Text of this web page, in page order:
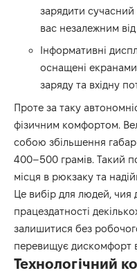
зарядити
вас незалежним
Інформативні
оснащені
заряду та вхідну
Проте за таку
фізичним комфортом.
собою збільшення
400–500 грамів. Такий
місця в рюкзаку та
Це вибір для людей, чия
працездатності
залишитися без
перевищує дискомфорт
Технологічний